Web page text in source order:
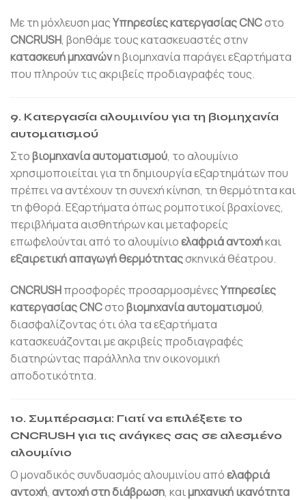
Με τη μόχλευση μαςΥπηρεσίες κατεργασίας CNCστο
CNCRUSH, βοηθάμε τους κατασκευαστές στην
κατασκευή μηχανώνη βιομηχανία παράγει εξαρτήματα
που πληρούν τις ακριβείς προδιαγραφές τους.
9. Κατεργασία αλουμινίου για τη βιομηχανία
αυτοματισμού
Στοβιομηχανία αυτοματισμού, το αλουμίνιο
χρησιμοποιείται για τη δημιουργία εξαρτημάτων που
πρέπει να αντέχουν τη συνεχή κίνηση, τη θερμότητα και
τη φθορά. Εξαρτήματα όπως ρομποτικοί βραχίονες,
περιβλήματα αισθητήρων και μεταφορείς
επωφελούνται από το αλουμίνιοελαφριά αντοχήκαι
εξαιρετική απαγωγή θερμότηταςσκηνικά θέατρου.
CNCRUSHπροσφορές προσαρμοσμένεςΥπηρεσίες
κατεργασίας CNCστοβιομηχανία αυτοματισμού,
διασφαλίζοντας ότι όλα τα εξαρτήματα
κατασκευάζονται με ακριβείς προδιαγραφές
διατηρώντας παράλληλα την οικονομική
αποδοτικότητα.
10. Συμπέρασμα: Γιατί να επιλέξετε το
CNCRUSH για τις ανάγκες σας σε αλεσμένο
αλουμίνιο
Ο μοναδικός συνδυασμός αλουμινίου απόελαφριά
αντοχή, αντοχή στη διάβρωση, καιμηχανική ικανότητα